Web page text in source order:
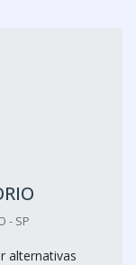
- SP
alternativas